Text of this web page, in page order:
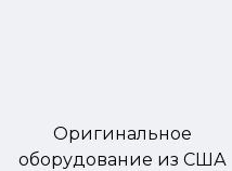
Оригинальное
оборудование из США